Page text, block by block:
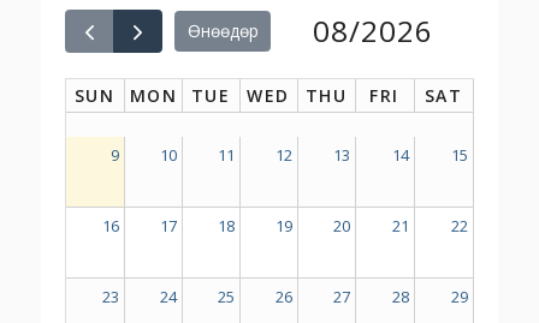
Өнөөдөр 08/2026
SUN MON TUE WED THU FRI SAT
9 10 11 12 13 14 15
16 17 18 19 20 21 22
23 24 25 26 27 28 29